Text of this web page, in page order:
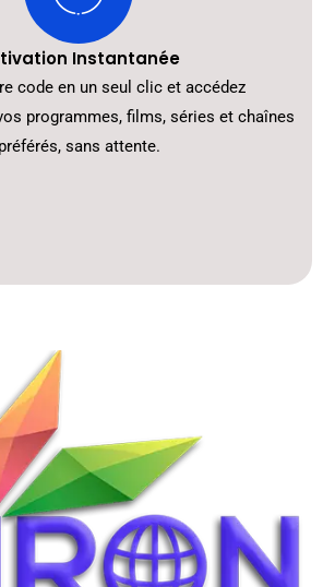
Instantanée
code en un seul clic et accédez
programmes, films, séries et chaînes
préférés, sans attente.